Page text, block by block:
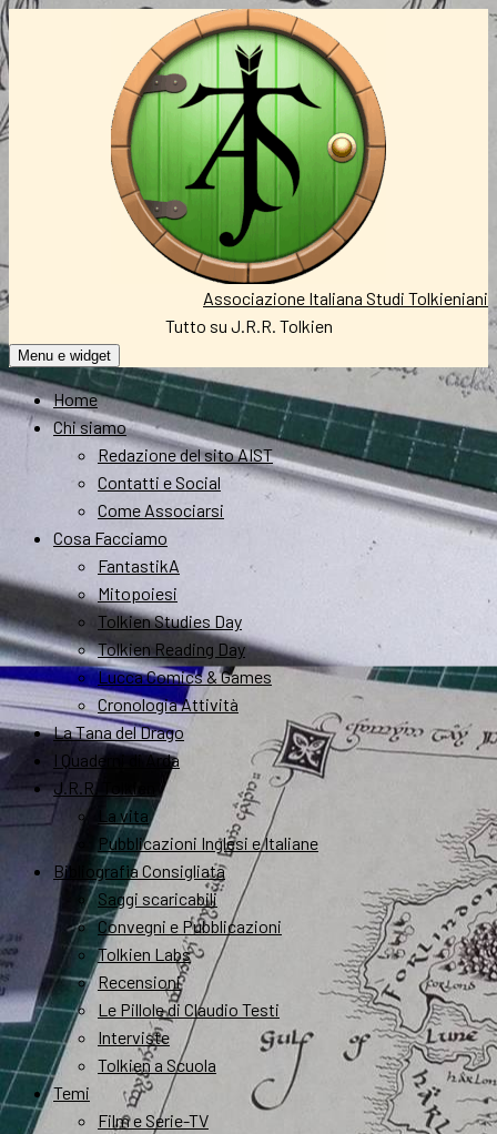
Vai
al
contenuto
Associazione Italiana Studi Tolkieniani
Tutto su J.R.R. Tolkien
Menu e widget
Home
Chi siamo
Redazione del sito AIST
Contatti e Social
Come Associarsi
Cosa Facciamo
FantastikA
Mitopoiesi
Tolkien Studies Day
Tolkien Reading Day
Lucca Comics & Games
Cronologia Attività
La Tana del Drago
I Quaderni di Arda
J.R.R. Tolkien
La vita
Pubblicazioni Inglesi e Italiane
Bibliografia Consigliata
Saggi scaricabili
Convegni e Pubblicazioni
Tolkien Labs
Recensioni
Le Pillole di Claudio Testi
Interviste
Tolkien a Scuola
Temi
Film e Serie-TV